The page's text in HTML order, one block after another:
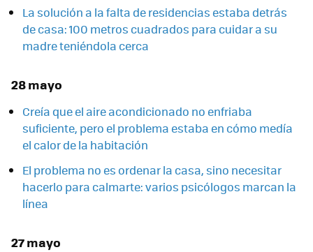
La solución a la falta de residencias estaba detrás
de casa: 100 metros cuadrados para cuidar a su
madre teniéndola cerca
28 mayo
Creía que el aire acondicionado no enfriaba
suficiente, pero el problema estaba en cómo medía
el calor de la habitación
El problema no es ordenar la casa, sino necesitar
hacerlo para calmarte: varios psicólogos marcan la
línea
27 mayo